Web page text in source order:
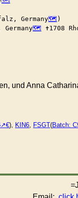
Germany
)
Germany
✝︎1708
und Anna
), KIN6 FSGT(Batch: